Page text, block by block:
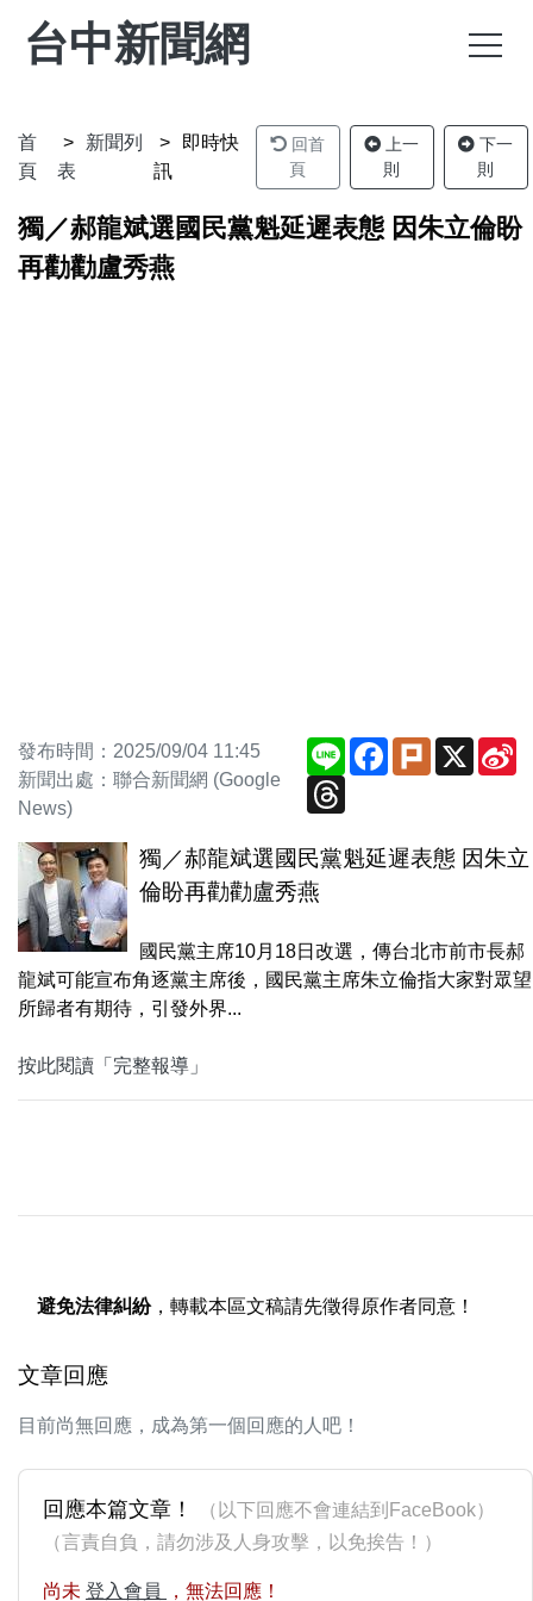
台中新聞網
首
頁
新聞列
表
即時快
訊
回首
頁
上一
則
下一
則
獨／郝龍斌選國民黨魁延遲表態 因朱立倫盼
再勸勸盧秀燕
發布時間：2025/09/04 11:45
新聞出處：聯合新聞網 (Google
News)
Line Facebook
PlurkX
Threads
獨／郝龍斌選國民黨魁延遲表態 因朱立
倫盼再勸勸盧秀燕
國民黨主席10月18日改選，傳台北市前市長郝
龍斌可能宣布角逐黨主席後，國民黨主席朱立倫指大家對眾望
所歸者有期待，引發外界...
按此閱讀「完整報導」
避免法律糾紛，轉載本區文稿請先徵得原作者同意！
文章回應
目前尚無回應，成為第一個回應的人吧！
回應本篇文章！
（以下回應不會連結到FaceBook）
（言責自負，請勿涉及人身攻擊，以免挨告！）
尚未 登入會員 ，無法回應！